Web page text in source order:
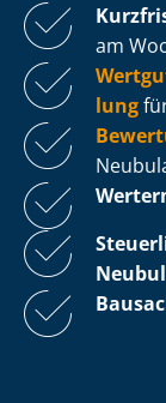
am
lung